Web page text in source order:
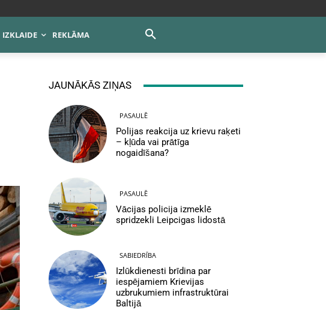
IZKLAIDE REKLĀMA
JAUNĀKĀS ZIŅAS
PASAULĒ
Polijas reakcija uz krievu raķeti
– kļūda vai prātīga
nogaidīšana?
PASAULĒ
Vācijas policija izmeklē
spridzekli Leipcigas lidostā
SABIEDRĪBA
Izlūkdienesti brīdina par
iespējamiem Krievijas
uzbrukumiem infrastruktūrai
Baltijā